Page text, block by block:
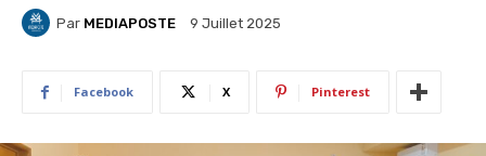
Par MEDIAPOSTE 9 Juillet 2025
Facebook X Pinterest